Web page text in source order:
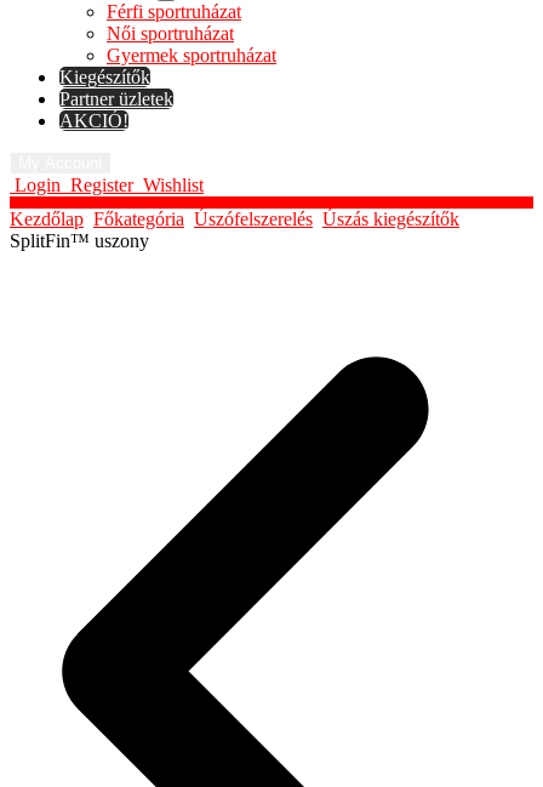
Férfi sportruházat
Női sportruházat
Gyermek sportruházat
Kiegészítők
Partner üzletek
AKCIÓ!
Login Register Wishlist
Kezdőlap Főkategória Úszófelszerelés Úszás kiegészítők
SplitFin™ uszony